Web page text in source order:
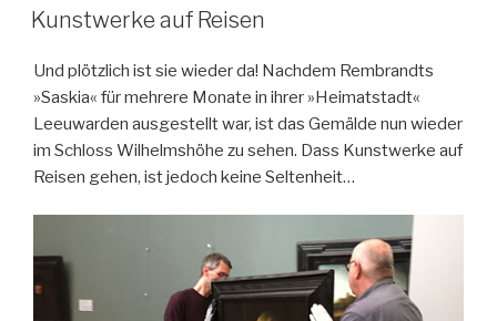
Neugestaltung
Schloss
Wilhelmsthal“
AM
Kunstwerke auf Reisen
Und plötzlich ist sie wieder da! Nachdem Rembrandts
»Saskia« für mehrere Monate in ihrer »Heimatstadt«
Leeuwarden ausgestellt war, ist das Gemälde nun wieder
im Schloss Wilhelmshöhe zu sehen. Dass Kunstwerke auf
Reisen gehen, ist jedoch keine Seltenheit…